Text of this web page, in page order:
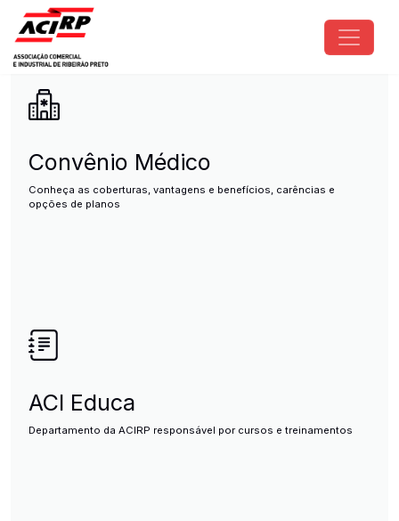
Pular para o conteúdo principal
ACIRP - Associação Comercial
Convênio Médico
Conheça as coberturas, vantagens e benefícios, carências e
opções de planos
ACI Educa
Departamento da ACIRP responsável por cursos e treinamentos